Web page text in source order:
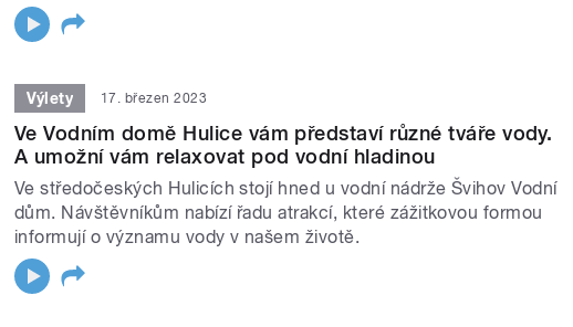
Výlety 17. březen 2023
Ve Vodním domě Hulice vám představí různé tváře vody.
A umožní vám relaxovat pod vodní hladinou
Ve středočeských Hulicích stojí hned u vodní nádrže Švihov Vodní
dům. Návštěvníkům nabízí řadu atrakcí, které zážitkovou formou
informují o významu vody v našem životě.